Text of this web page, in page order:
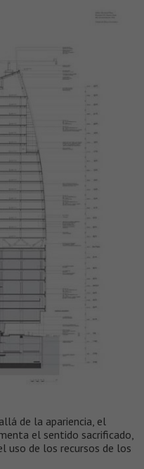
de la apariencia, el
el sentido sacrificado,
uso de los recursos de los